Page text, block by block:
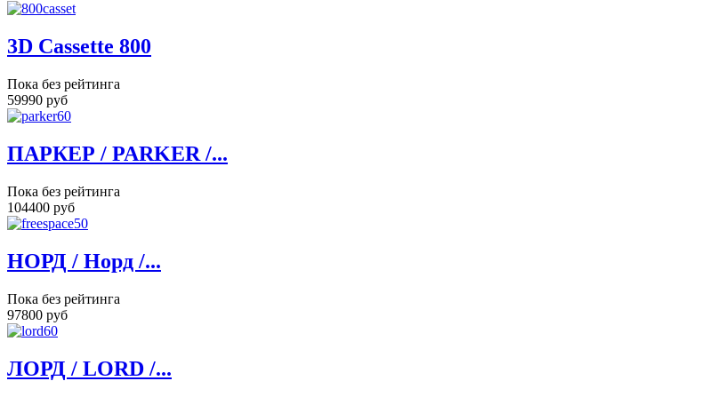
3D Cassette 800
Пока без рейтинга
59990 руб
ПАРКЕР / PARKER /...
Пока без рейтинга
104400 руб
НОРД / Норд /...
Пока без рейтинга
97800 руб
ЛОРД / LORD /...